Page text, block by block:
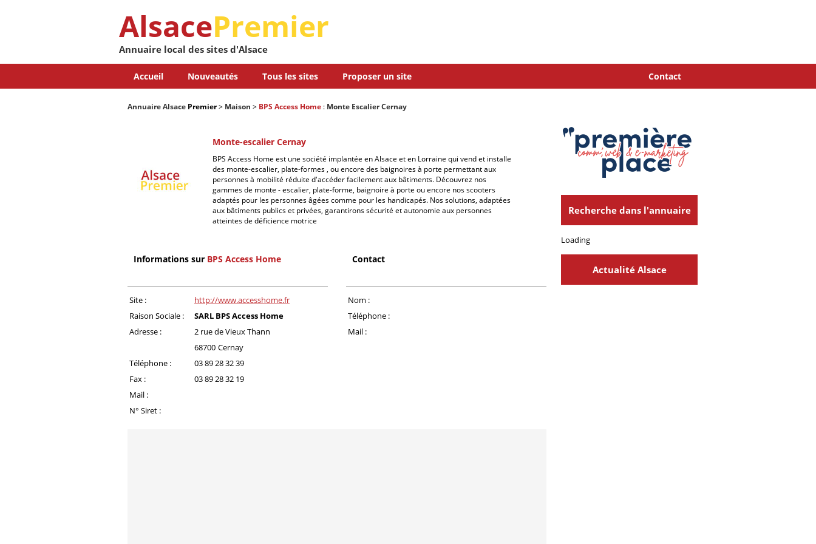
AlsacePremier
Annuaire local des sites d'Alsace
Accueil Nouveautés Tous les sites Proposer un site Contact
Annuaire Alsace Premier> Maison > BPS Access Home : Monte Escalier Cernay
Monte-escalier Cernay
BPS Access Home est une société implantée en Alsace et en Lorraine qui vend et installe
des monte-escalier, plate-formes , ou encore des baignoires à porte permettant aux
personnes à mobilité réduite d'accéder facilement aux bâtiments. Découvrez nos
gammes de monte - escalier, plate-forme, baignoire à porte ou encore nos scooters
adaptés pour les personnes âgées comme pour les handicapés. Nos solutions, adaptées
aux bâtiments publics et privées, garantirons sécurité et autonomie aux personnes
atteintes de déficience motrice
Informations sur BPS Access Home Contact
Site :
http://www.accesshome.fr
Raison Sociale :
SARL BPS Access Home
Adresse :
2 rue de Vieux Thann
68700 Cernay
Téléphone :
03 89 28 32 39
Fax :
03 89 28 32 19
Mail :
N° Siret :
Nom :
Téléphone :
Mail :
Recherche dans l'annuaire
Loading
Actualité Alsace